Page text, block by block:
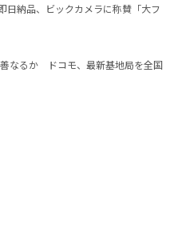
日納品、ビックカメラに称賛「大フ
善なるか ドコモ、最新基地局を全国